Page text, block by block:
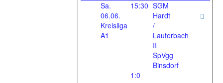
Sa.
06.06.
Kreisliga
A1
15:30 SGM
Hardt
/
Lauterbach
II
SpVgg
Binsdorf
1:0